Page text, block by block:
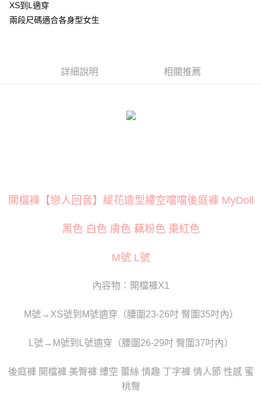
台新國際商業銀行
台灣樂天信用卡公司
AFTEE先享後付
相關說明
１．簡單：不需註冊會員、不需綁卡、不需儲值。
後付繳納相關費用。
※ 交易是否成功請以「AFTEE先享後付 」之結帳頁面顯示為準，若有關於
客戶支援中心」https://netprotections.freshdesk.com/support/home
１．透過由恩沛科技股份有限公司提供之「AFTEE先享後付」服務完成之交
權轉讓予恩沛科技股份有限公司。
２．關於個人資料處理事宜，請瀏覽以下網址：
３．未成年的使用者請事先徵得法定代理人或監護人之同意方可使用
４．使用「AFTEE先享後付」時，將依據個別帳號之用戶狀況，依本公司即
請求用戶進行身份認證。
５．嚴禁一人註冊多個帳號或使用他人資訊註冊。若發現惡意使用之情形，
恩沛科技股份有限公司將有權停止該用戶之使用額度並採取法律行動。
每筆NT$120
付款後萊爾富取貨
每筆NT$80
XS到L適穿
兩段尺碼適合各身型女生
詳細說明 相關推薦
開檔褲【戀人回音】緹花造型縷空噹噹後庭褲 MyDoll
黑色 白色 膚色 藕粉色 棗紅色
M號 L號
內容物：開檔褲X1
M號→XS號到M號適穿（腰圍23-26吋 臀圍35吋內）
L號→M號到L號適穿（腰圍26-29吋 臀圍37吋內）
後庭褲 開檔褲 美臀褲 縷空 蕾絲 情趣 丁字褲 情人節 性感 蜜
桃臀